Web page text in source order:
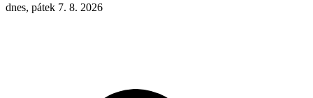
dnes, pátek 7. 8. 2026